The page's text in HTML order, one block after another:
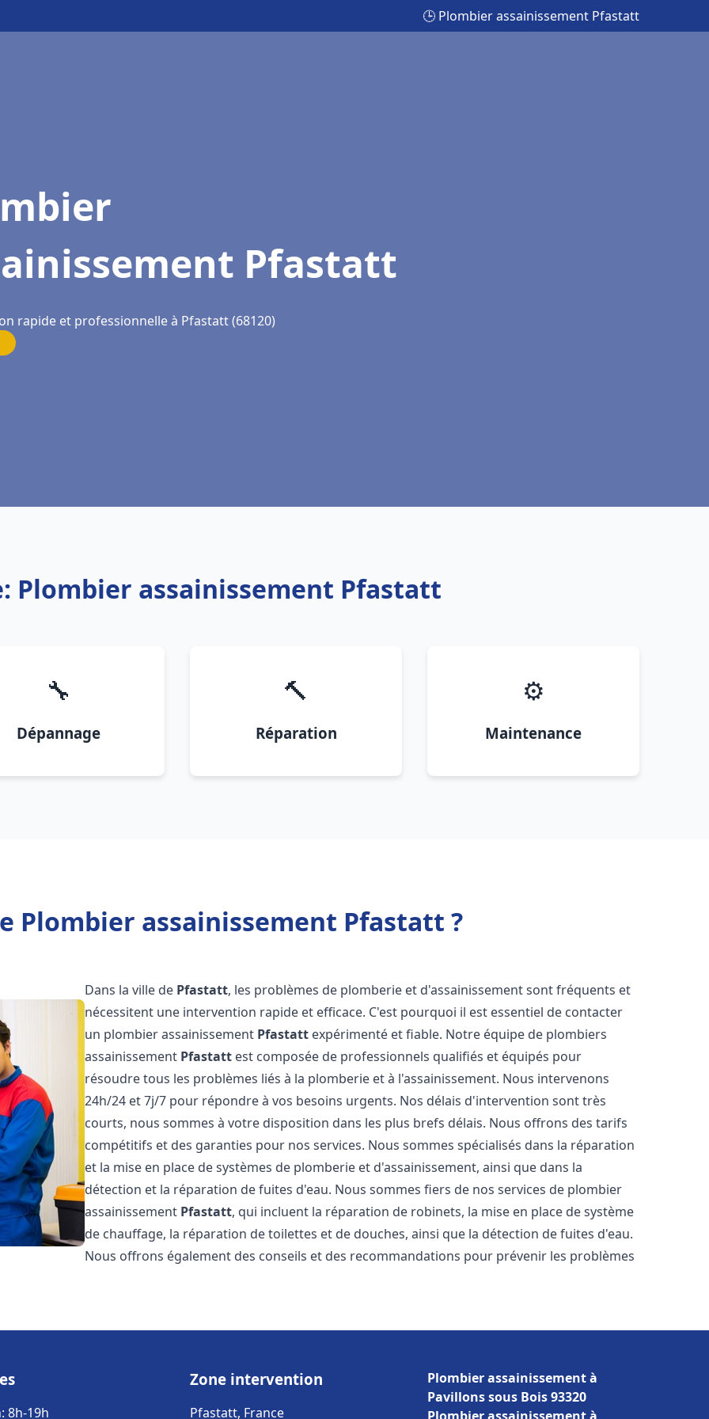
🕒 Plombier assainissement Pfastatt
Pfastatt
rapide et professionnelle à Pfastatt (68120)
Plombier assainissement Pfastatt
🔧
Dépannage
🔨
Réparation
⚙️
Maintenance
Plombier assainissement Pfastatt ?
Dans la ville de Pfastatt, les problèmes de plomberie et d'assainissement sont fréquents et
nécessitent une intervention rapide et efficace. C'est pourquoi il est essentiel de contacter
un plombier assainissement Pfastatt expérimenté et fiable. Notre équipe de plombiers
assainissement Pfastatt est composée de professionnels qualifiés et équipés pour
résoudre tous les problèmes liés à la plomberie et à l'assainissement. Nous intervenons
24h/24 et 7j/7 pour répondre à vos besoins urgents. Nos délais d'intervention sont très
courts, nous sommes à votre disposition dans les plus brefs délais. Nous offrons des tarifs
compétitifs et des garanties pour nos services. Nous sommes spécialisés dans la réparation
et la mise en place de systèmes de plomberie et d'assainissement, ainsi que dans la
détection et la réparation de fuites d'eau. Nous sommes fiers de nos services de plombier
assainissement Pfastatt, qui incluent la réparation de robinets, la mise en place de système
de chauffage, la réparation de toilettes et de douches, ainsi que la détection de fuites d'eau.
Nous offrons également des conseils et des recommandations pour prévenir les problèmes
8h-19h
Zone intervention
Pfastatt, France
Plombier assainissement à
Pavillons sous Bois 93320